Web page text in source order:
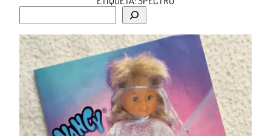
s
c
a